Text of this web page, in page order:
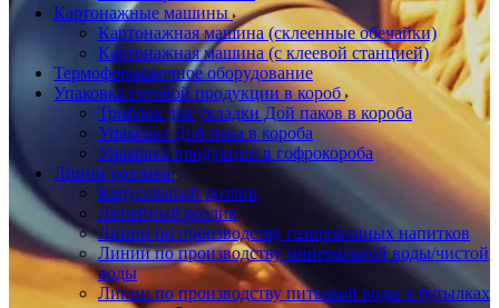
Картонажные машины
Картонажная машина (склеенные обечайки)
Картонажная машина (с клеевой станцией)
Термоформовочное оборудование
Упаковка готовой продукции в короб
Триблок для укладки Дой паков в короба
Упаковка Дой пака в короба
Упаковка продукции в гофрокороба
Линии розлива
Карусельный розлив
Линейный розлив
Линии по производству газированных напитков
Линии по производству минеральной воды/чистой
воды
Линии по производству питьевой воды в бутылках